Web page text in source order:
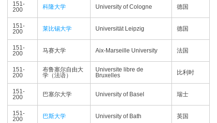
151-
200
科隆大学 University of Cologne 德国
151-
200
莱比锡大学 Universität Leipzig 德国
151-
200
马赛大学 Aix-Marseille University 法国
151-
200
布鲁塞尔自由大
学（法语）
Universite libre de
Bruxelles
比利时
151-
200
巴塞尔大学 University of Basel 瑞士
151-
200
巴斯大学 University of Bath 英国